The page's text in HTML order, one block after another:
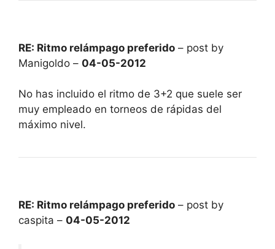
RE: Ritmo relámpago preferido – post by
Manigoldo – 04-05-2012
No has incluido el ritmo de 3+2 que suele ser
muy empleado en torneos de rápidas del
máximo nivel.
RE: Ritmo relámpago preferido – post by
caspita – 04-05-2012